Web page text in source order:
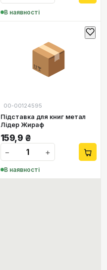
В наявності
📦
00-00124595
Підставка для книг метал
Лідер Жираф
159,9 ₴
−
+
В наявності